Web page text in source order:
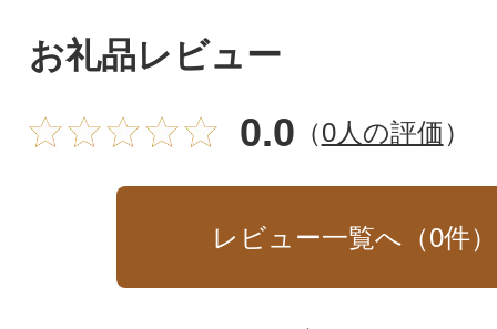
お礼品レビュー
0.0 （0人の評価）
レビュー一覧へ（0件）